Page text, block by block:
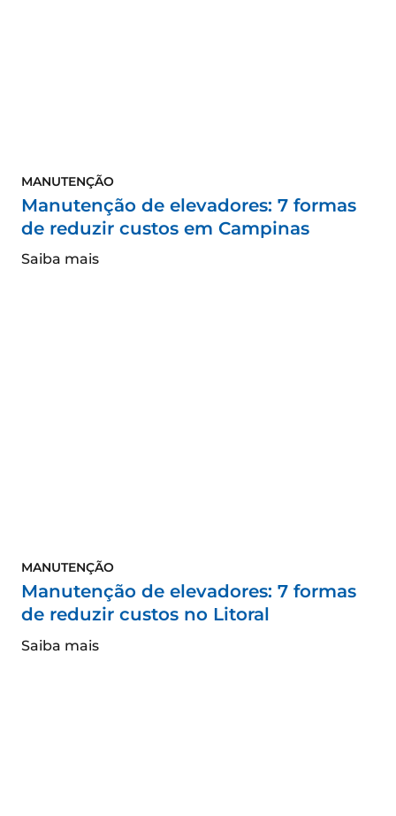
MANUTENÇÃO
Manutenção de elevadores: 7 formas
de reduzir custos em Campinas
Saiba mais
MANUTENÇÃO
Manutenção de elevadores: 7 formas
de reduzir custos no Litoral
Saiba mais